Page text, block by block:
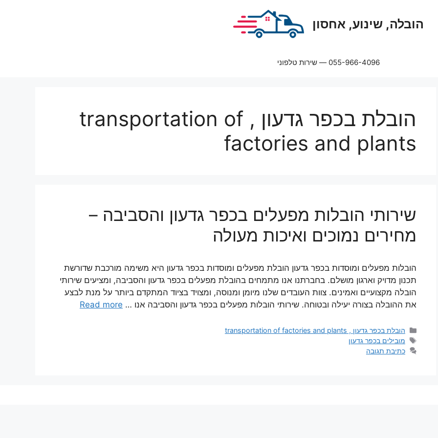
הובלה, שינוע, אחסון
055-966-4096 — שירות טלפוני
הובלת בכפר גדעון , transportation of
factories and plants
שירותי הובלות מפעלים בכפר גדעון והסביבה –
מחירים נמוכים ואיכות מעולה
הובלות מפעלים ומוסדות בכפר גדעון הובלת מפעלים ומוסדות בכפר גדעון היא משימה מורכבת שדורשת
תכנון מדויק וארגון מושלם. בחברתנו אנו מתמחים בהובלת מפעלים בכפר גדעון והסביבה, ומציעים שירותי
הובלה מקצועיים ואמינים. צוות העובדים שלנו מיומן ומנוסה, ומצויד בציוד המתקדם ביותר על מנת לבצע
את ההובלה בצורה יעילה ובטוחה. שירותי הובלות מפעלים בכפר גדעון והסביבה אנו … Read more
קטגוריות
הובלת בכפר גדעון , transportation of factories and plants
תגיות
מובילים בכפר גדעון
כתיבת תגובה